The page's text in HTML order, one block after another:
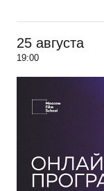
25 августа
19:00